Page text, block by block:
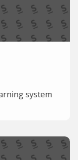
system